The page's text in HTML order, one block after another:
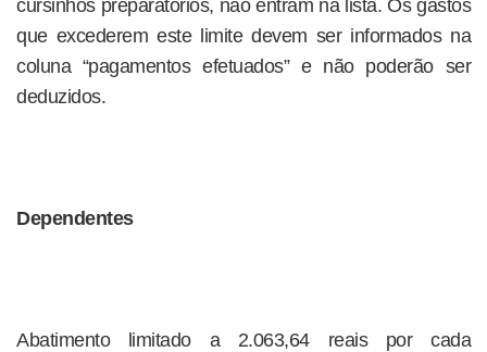
cursinhos preparatórios, não entram na lista. Os gastos
que excederem este limite devem ser informados na
coluna “pagamentos efetuados” e não poderão ser
deduzidos.
Dependentes
Abatimento limitado a 2.063,64 reais por cada